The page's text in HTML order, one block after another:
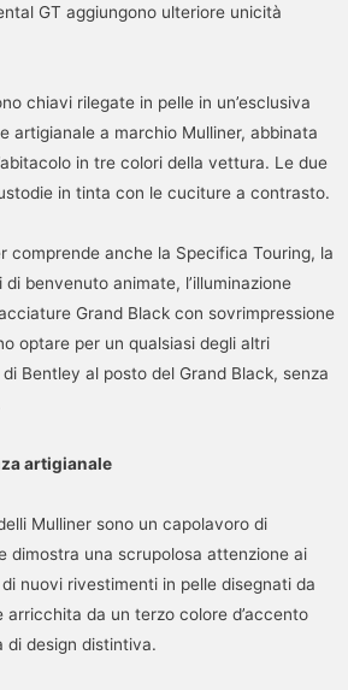
GT aggiungono ulteriore unicità
chiavi rilegate in pelle in un’esclusiva
artigianale a marchio Mulliner, abbinata
in tre colori della vettura. Le due
in tinta con le cuciture a contrasto.
comprende anche la Specifica Touring, la
benvenuto animate, l’illuminazione
Grand Black con sovrimpressione
optare per un qualsiasi degli altri
Bentley al posto del Grand Black, senza
artigianale
Mulliner sono un capolavoro di
dimostra una scrupolosa attenzione ai
nuovi rivestimenti in pelle disegnati da
arricchita da un terzo colore d’accento
di design distintiva.